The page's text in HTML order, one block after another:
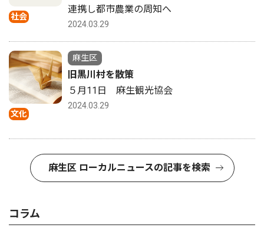
社会
連携し都市農業の周知へ
2024.03.29
文化
麻生区
旧黒川村を散策
５月11日 麻生観光協会
2024.03.29
麻生区 ローカルニュースの記事を検索
コラム